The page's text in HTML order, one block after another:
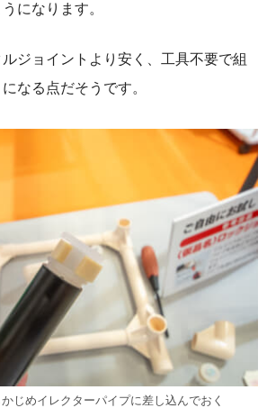
になります。
ジョイントより安く、工具不要で組
なる点だそうです。
じめイレクターパイプに差し込んでおく